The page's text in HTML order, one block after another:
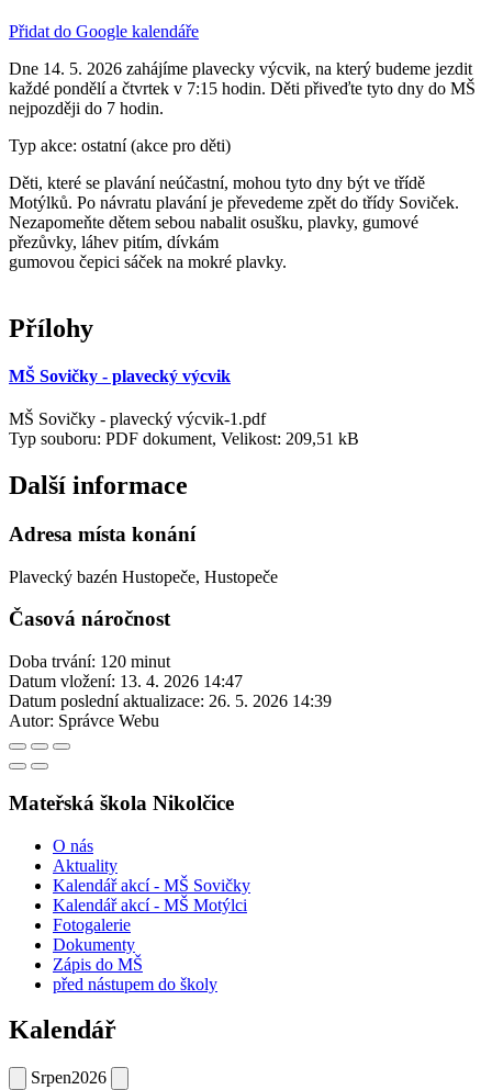
Přidat do Google kalendáře
Dne 14. 5. 2026 zahájíme plavecky výcvik, na který budeme jezdit
každé pondělí a čtvrtek v 7:15 hodin. Děti přiveďte tyto dny do MŠ
nejpozději do 7 hodin.
Typ akce: ostatní (akce pro děti)
Děti, které se plavání neúčastní, mohou tyto dny být ve třídě
Motýlků. Po návratu plavání je převedeme zpět do třídy Soviček.
Nezapomeňte dětem sebou nabalit osušku, plavky, gumové
přezůvky, láhev pitím, dívkám
gumovou čepici sáček na mokré plavky.
Přílohy
MŠ Sovičky - plavecký výcvik
MŠ Sovičky - plavecký výcvik-1.pdf
Typ souboru: PDF dokument, Velikost: 209,51 kB
Další informace
Adresa místa konání
Plavecký bazén Hustopeče, Hustopeče
Časová náročnost
Doba trvání: 120 minut
Datum vložení: 13. 4. 2026 14:47
Datum poslední aktualizace: 26. 5. 2026 14:39
Autor: Správce Webu
Mateřská škola Nikolčice
O nás
Aktuality
Kalendář akcí - MŠ Sovičky
Kalendář akcí - MŠ Motýlci
Fotogalerie
Dokumenty
Zápis do MŠ
před nástupem do školy
Kalendář
Srpen2026